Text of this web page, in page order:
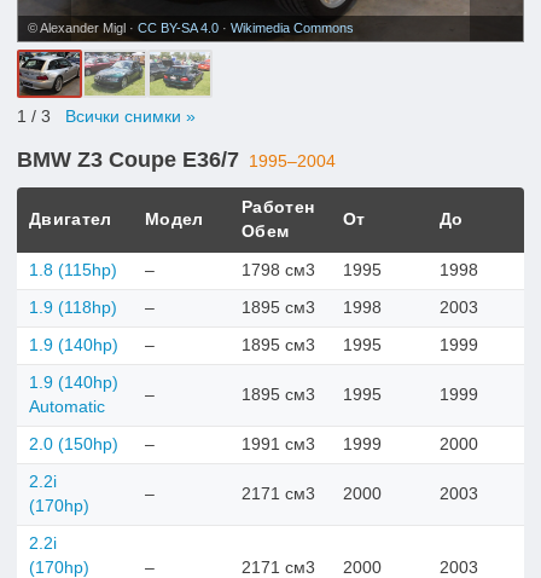
© Alexander Migl · CC BY-SA 4.0 · Wikimedia Commons
1 / 3 Всички снимки »
BMW Z3 Coupe E36/7 1995–2004
Двигател Модел
Работен
Обем
От До
1.8 (115hp) – 1798 см3 1995 1998
1.9 (118hp) – 1895 см3 1998 2003
1.9 (140hp) – 1895 см3 1995 1999
1.9 (140hp)
Automatic
– 1895 см3 1995 1999
2.0 (150hp) – 1991 см3 1999 2000
2.2i
(170hp)
– 2171 см3 2000 2003
2.2i
(170hp)
– 2171 см3 2000 2003